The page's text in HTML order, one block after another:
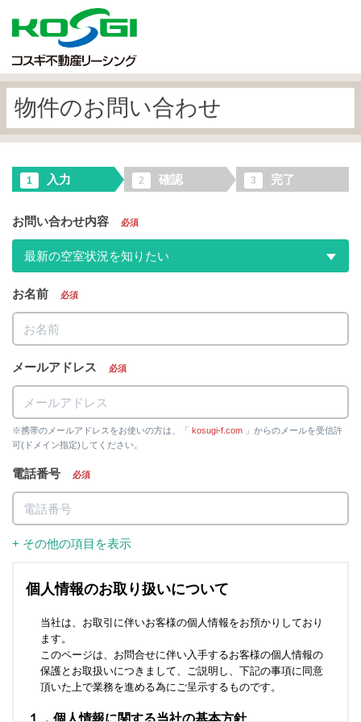
物件のお問い合わせ
1 入力 2 確認 3 完了
お問い合わせ内容 必須
最新の空室状況を知りたい
お名前 必須
メールアドレス 必須
※携帯のメールアドレスをお使いの方は、「 kosugi-f.com 」からのメールを受信許
可(ドメイン指定)してください。
電話番号 必須
+ その他の項目を表示